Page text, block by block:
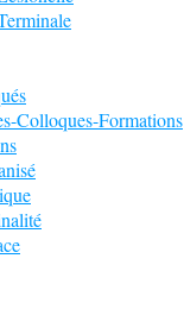
Colloques-Formations